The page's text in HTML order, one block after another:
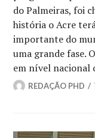
do Palmeiras, foi
história o Acre
importante do
uma grande fase.
em nível nacional
REDAÇÃO PHD